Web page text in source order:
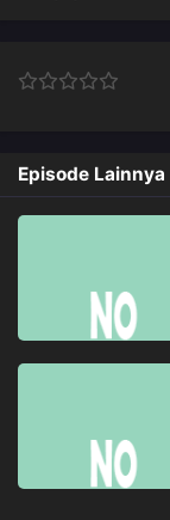
09 The Moon
06 Strength
The Magician
Episode Lainnya